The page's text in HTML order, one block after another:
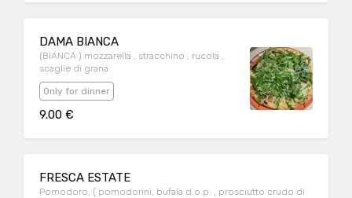
DAMA BIANCA
(BIANCA ) mozzarella , stracchino , rucola ,
scaglie di grana
Only for dinner
9.00 €
FRESCA ESTATE
Pomodoro, ( pomodorini, bufala d.o.p. , prosciutto crudo di